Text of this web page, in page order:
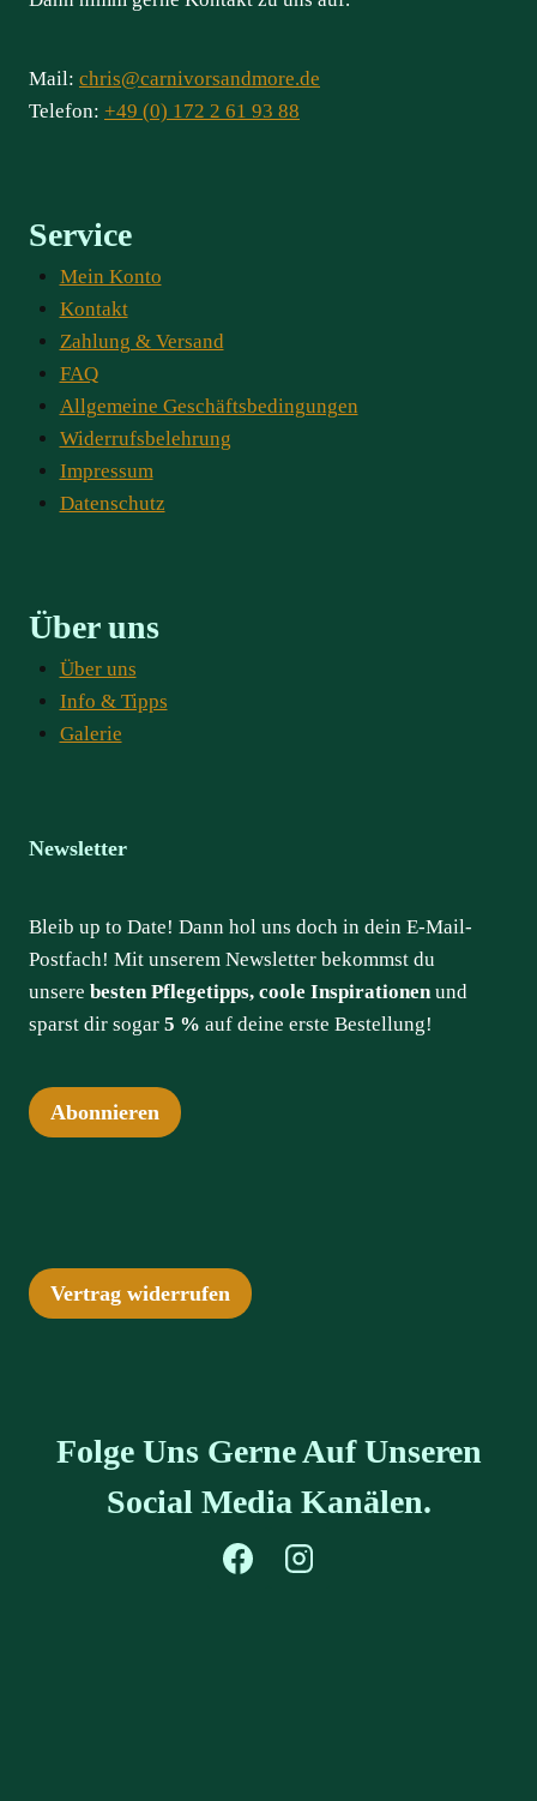
Mail: chris@carnivorsandmore.de
Telefon: +49 (0) 172 2 61 93 88
Service
Mein Konto
Kontakt
Zahlung & Versand
FAQ
Allgemeine Geschäftsbedingungen
Widerrufsbelehrung
Impressum
Datenschutz
Über uns
Über uns
Info & Tipps
Galerie
Newsletter
Bleib up to Date! Dann hol uns doch in dein E-Mail-
Postfach! Mit unserem Newsletter bekommst du
unsere besten Pflegetipps, coole Inspirationen und
sparst dir sogar 5 % auf deine erste Bestellung!
Abonnieren
Vertrag widerrufen
Folge Uns Gerne Auf Unseren
Social Media Kanälen.